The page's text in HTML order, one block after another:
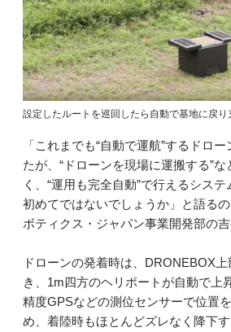
設定したルートを巡回したら自動で基地に戻り
「これまでも“自動で運航”するドロ
たが、“ドローンを現場に運搬する”
く、“運用も完全自動”で行えるシス
初めてではないでしょうか」と語る
ボティクス・ジャパン事業開発部の吉
ドローンの発着時は、DRONEBOX
き、1m四方のヘリポートが自動で上
精度GPSなどの測位センサーで位置
め、着陸時もほとんどズレなく降下す